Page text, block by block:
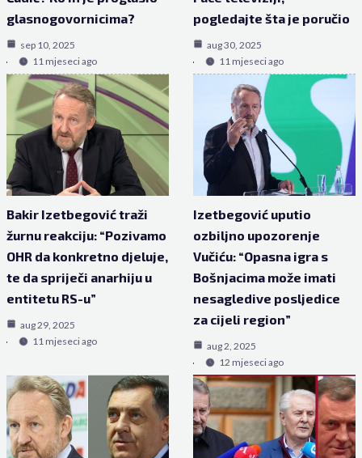
glasnogovornicima?
sep 10, 2025
11 mjeseci ago
pogledajte šta je poručio
aug 30, 2025
11 mjeseci ago
Bakir Izetbegović traži
žurnu reakciju: “Pozivamo
OHR da konkretno djeluje,
te da spriječi anarhiju u
entitetu RS-u”
aug 29, 2025
11 mjeseci ago
Izetbegović uputio
ozbiljno upozorenje
Vučiću: “Opasna igra s
Bošnjacima može imati
nesagledive posljedice
za cijeli region”
aug 2, 2025
12 mjeseci ago